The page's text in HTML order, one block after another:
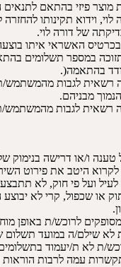
פיזי בהתאם לתנאים
וידוא תקינותו
האשראי איתו
במספר תשלומים
בהתאמה(.
רשאית לגבות מהמשתמש/
רשאית לגבות מהמשתמש/
ו/או דרישה בנימוק
היטב את פירוט
לעיל ועל פי חוק, לא
או שכפול, קרי לא
לרוכש/ת באופן
לא שילם/ה במועד תשלום
ת לא ת/יעמוד
עמה לרבות הוראות